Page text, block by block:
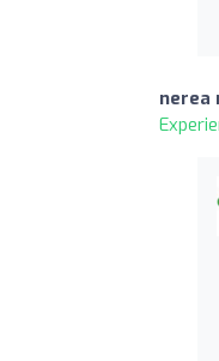
nerea